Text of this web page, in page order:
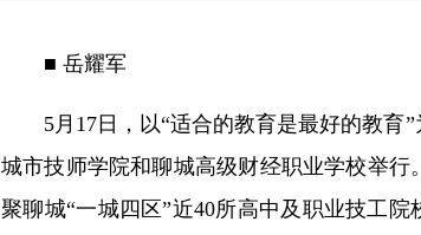
■ 岳耀军
5月17日，以“适合的教育是最好的教育”
城市技师学院和聊城高级财经职业学校举
聚聊城“一城四区”近40所高中及职业技工